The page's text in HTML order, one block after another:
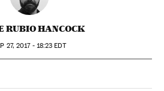
RUBIO HANCOCK
27, 2017 - 18:23 EDT
Twitter
Redes Sociales